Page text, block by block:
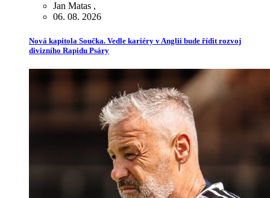
Jan Matas ,
06. 08. 2026
Nová kapitola Součka. Vedle kariéry v Anglii bude řídit rozvoj
divizního Rapidu Psáry